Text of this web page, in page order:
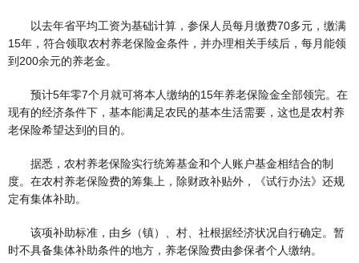
以去年省平均工资为基础计算，参保人员每月缴费70多元，缴满
15年，符合领取农村养老保险金条件，并办理相关手续后，每月能领
到200余元的养老金。
预计5年零7个月就可将本人缴纳的15年养老保险金全部领完。在
现有的经济条件下，基本能满足农民的基本生活需要，这也是农村养
老保险希望达到的目的。
据悉，农村养老保险实行统筹基金和个人账户基金相结合的制
度。在农村养老保险费的筹集上，除财政补贴外，《试行办法》还规
定有集体补助。
该项补助标准，由乡（镇）、村、社根据经济状况自行确定。暂
时不具备集体补助条件的地方，养老保险费由参保者个人缴纳。